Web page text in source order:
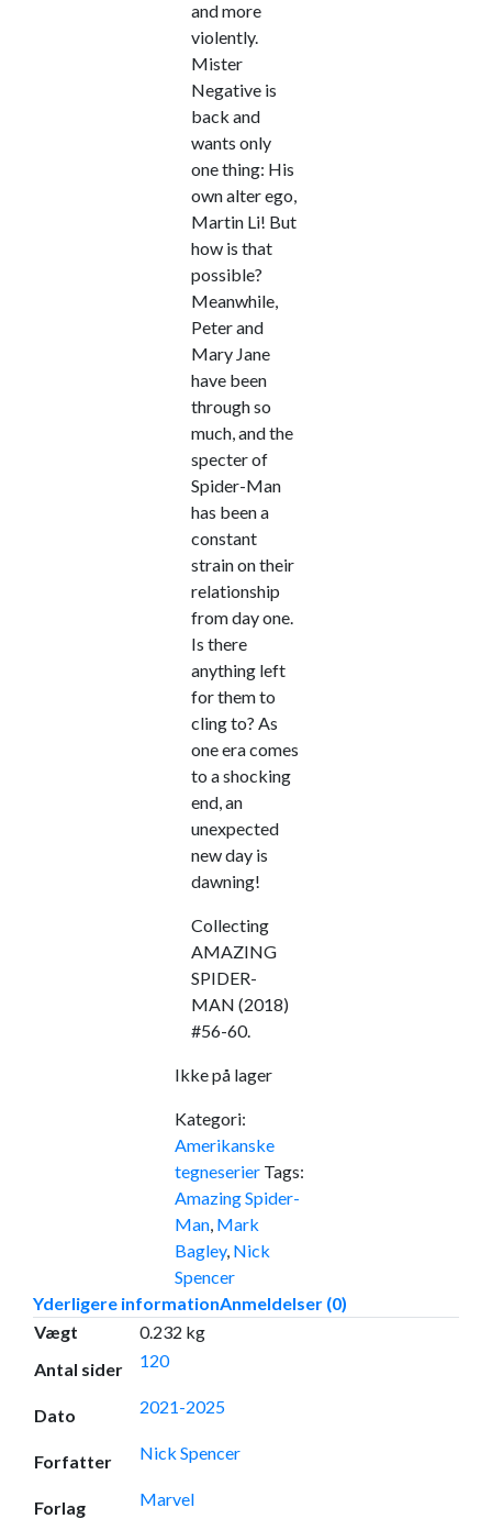
and more
violently.
Mister
Negative is
back and
wants only
one thing: His
own alter ego,
Martin Li! But
how is that
possible?
Meanwhile,
Peter and
Mary Jane
have been
through so
much, and the
specter of
Spider-Man
has been a
constant
strain on their
relationship
from day one.
Is there
anything left
for them to
cling to? As
one era comes
to a shocking
end, an
unexpected
new day is
dawning!
Collecting
AMAZING
SPIDER-
MAN (2018)
#56-60.
Ikke på lager
Kategori:
Amerikanske
tegneserier Tags:
Amazing Spider-
Man, Mark
Bagley, Nick
Spencer
Yderligere informationAnmeldelser (0)
Vægt
0.232 kg
Antal sider
120
Dato 2021-2025
Forfatter Nick Spencer
Forlag Marvel